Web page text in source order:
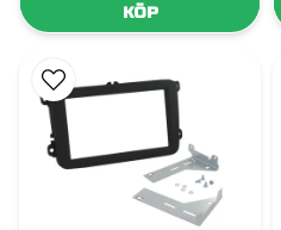
KÖP